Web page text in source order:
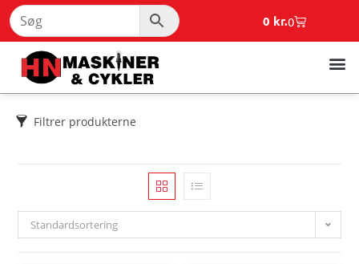
0 kr.0
Filtrer produkterne
Standardsortering